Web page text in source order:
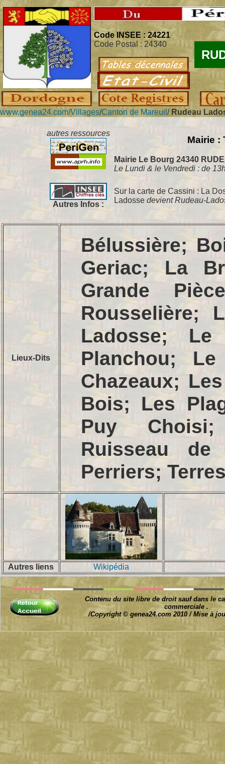
Code INSEE : 24221
Code Postal : 24340
www.genea24.com/Villages/Canton de Mareuil / Rudeau
autres ressources
Mairie :
Mairie Le Bourg 24340
Le Lundi & le Vendredi : de
Autres Infos :
Sur la carte de Cassini : La
Ladosse devient Rudeau-
Lieux-Dits
Bélussière;
Geriac; La
Grande
Rousselière;
Ladosse;
Planchou;
Chazeaux;
Bois; Les
Puy Choisi;
Ruisseau de
Perriers;
Autres liens Wikipédia
Contenu du site libre de droit sauf dans le
commerciale .
/Copyright © genea24.com 2010 / Mise à